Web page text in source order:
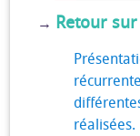
→ Retour
réalisées.